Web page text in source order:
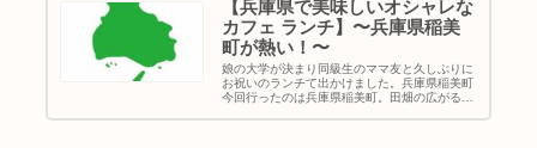
【兵庫県で美味しいオシャレな
カフェ ランチ】〜兵庫県稲美
町が熱い！〜
娘の大学が決まり同級生のママ友と久しぶりに
お祝いのランチて出かけました。兵庫県稲美町
今回行ったのは兵庫県稲美町。田畑の広がるの